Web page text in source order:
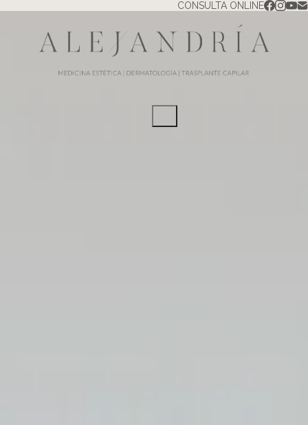
CONSULTA ONLINE